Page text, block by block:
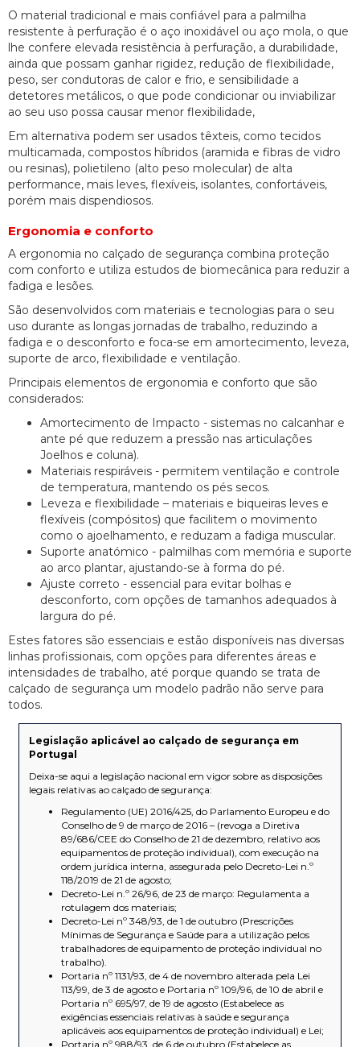
O material tradicional e mais confiável para a palmilha
resistente à perfuração é o aço inoxidável ou aço mola, o que
lhe confere elevada resistência à perfuração, a durabilidade,
ainda que possam ganhar rigidez, redução de flexibilidade,
peso, ser condutoras de calor e frio, e sensibilidade a
detetores metálicos, o que pode condicionar ou inviabilizar
ao seu uso possa causar menor flexibilidade,
Em alternativa podem ser usados têxteis, como tecidos
multicamada, compostos híbridos (aramida e fibras de vidro
ou resinas), polietileno (alto peso molecular) de alta
performance, mais leves, flexíveis, isolantes, confortáveis,
porém mais dispendiosos.
Ergonomia e conforto
A ergonomia no calçado de segurança combina proteção
com conforto e utiliza estudos de biomecânica para reduzir a
fadiga e lesões.
São desenvolvidos com materiais e tecnologias para o seu
uso durante as longas jornadas de trabalho, reduzindo a
fadiga e o desconforto e foca-se em amortecimento, leveza,
suporte de arco, flexibilidade e ventilação.
Principais elementos de ergonomia e conforto que são
considerados:
Amortecimento de Impacto - sistemas no calcanhar e
ante pé que reduzem a pressão nas articulações
Joelhos e coluna).
Materiais respiráveis - permitem ventilação e controle
de temperatura, mantendo os pés secos.
Leveza e flexibilidade – materiais e biqueiras leves e
flexíveis (compósitos) que facilitem o movimento
como o ajoelhamento, e reduzam a fadiga muscular.
Suporte anatómico - palmilhas com memória e suporte
ao arco plantar, ajustando-se à forma do pé.
Ajuste correto - essencial para evitar bolhas e
desconforto, com opções de tamanhos adequados à
largura do pé.
Estes fatores são essenciais e estão disponíveis nas diversas
linhas profissionais, com opções para diferentes áreas e
intensidades de trabalho, até porque quando se trata de
calçado de segurança um modelo padrão não serve para
todos.
Legislação aplicável ao calçado de segurança em
Portugal
Deixa-se aqui a legislação nacional em vigor sobre as disposições
legais relativas ao calçado de segurança:
Regulamento (UE) 2016/425, do Parlamento Europeu e do
Conselho de 9 de março de 2016 – (revoga a Diretiva
89/686/CEE do Conselho de 21 de dezembro, relativo aos
equipamentos de proteção individual), com execução na
ordem jurídica interna, assegurada pelo Decreto-Lei n.º
118/2019 de 21 de agosto;
Decreto-Lei n.º 26/96, de 23 de março: Regulamenta a
rotulagem dos materiais;
Decreto-Lei nº 348/93, de 1 de outubro (Prescrições
Mínimas de Segurança e Saúde para a utilização pelos
trabalhadores de equipamento de proteção individual no
trabalho).
Portaria nº 1131/93, de 4 de novembro alterada pela Lei
113/99, de 3 de agosto e Portaria nº 109/96, de 10 de abril e
Portaria nº 695/97, de 19 de agosto (Estabelece as
exigências essenciais relativas à saúde e segurança
aplicáveis aos equipamentos de proteção individual) e Lei;
Portaria nº 988/93, de 6 de outubro (Estabelece as